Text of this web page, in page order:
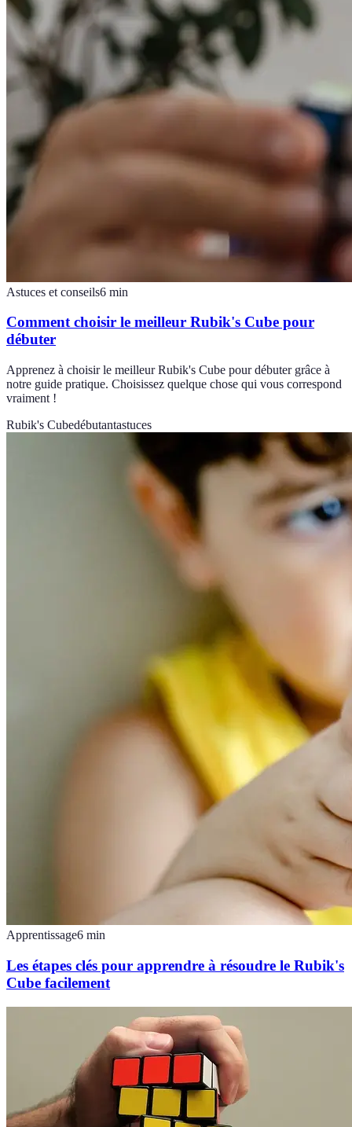
Astuces et conseils6 min
Comment choisir le meilleur Rubik's Cube pour
débuter
Apprenez à choisir le meilleur Rubik's Cube pour débuter grâce à
notre guide pratique. Choisissez quelque chose qui vous correspond
vraiment !
Rubik's Cubedébutantastuces
Apprentissage6 min
Les étapes clés pour apprendre à résoudre le Rubik's
Cube facilement